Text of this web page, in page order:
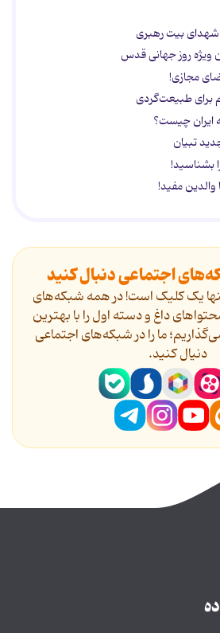
شهدای بیت رهبری
ویژه روز جهانی قدس
مجازی!
ایران چیست؟
تبیان
بشناسید!
مفید!
اجتماعی دنبال کنید
یک کلیک است! در همه شبکه‌های
داغ و دسته اول را با بهترین
ما را در شبکه‌های اجتماعی
دنیال کنید.